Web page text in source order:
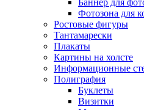
Баннер для
Фотозона для
Ростовые фигуры
Тантамарески
Плакаты
Картины на холсте
Информационные
Полиграфия
Буклеты
Визитки